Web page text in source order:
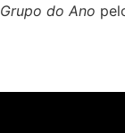
Grupo do Ano